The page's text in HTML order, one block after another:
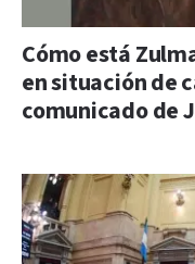
Cómo está
en situación de
comunicado de